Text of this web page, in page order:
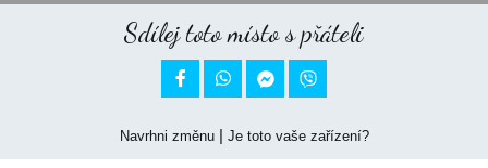
Sdílej toto místo s přáteli
 
Navrhni změnu| Je toto vaše zařízení?